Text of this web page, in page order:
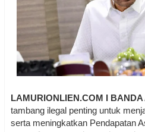
LAMURIONLIEN.COM I BANDA
tambang ilegal penting untuk
serta meningkatkan Pendapatan